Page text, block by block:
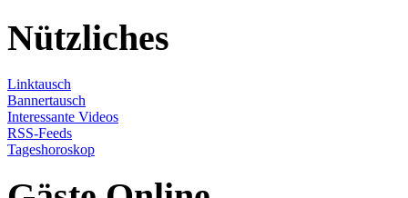
Nützliches
Linktausch
Bannertausch
Interessante Videos
RSS-Feeds
Tageshoroskop